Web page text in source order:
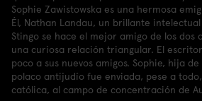
Sophie Zawistowska es una hermosa
Él, Nathan Landau, un brillante
Stingo se hace el mejor amigo de los dos
una curiosa relación triangular. El
poco a sus nuevos amigos. Sophie, hija
polaco antijudío fue enviada, pese a
católica, al campo de concentración de